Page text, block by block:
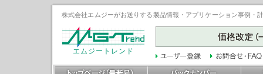
株式会社エムジーがお送りする製品情報・アプリケーション事例
エムジートレンド